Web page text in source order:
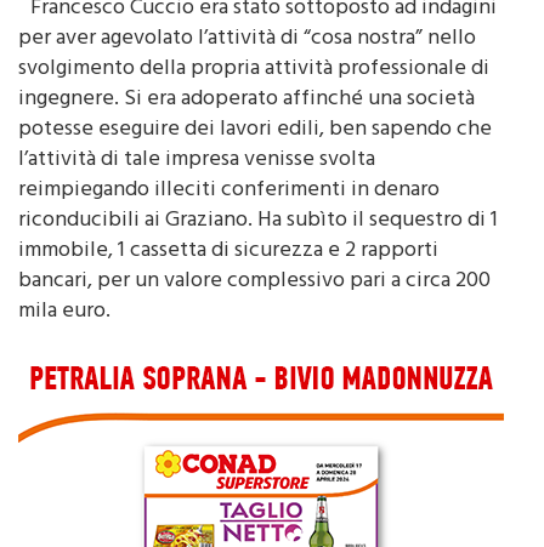
Francesco Cuccio era stato sottoposto ad indagini
per aver agevolato l’attività di “cosa nostra” nello
svolgimento della propria attività professionale di
ingegnere. Si era adoperato affinché una società
potesse eseguire dei lavori edili, ben sapendo che
l’attività di tale impresa venisse svolta
reimpiegando illeciti conferimenti in denaro
riconducibili ai Graziano. Ha subìto il sequestro di 1
immobile, 1 cassetta di sicurezza e 2 rapporti
bancari, per un valore complessivo pari a circa 200
mila euro.